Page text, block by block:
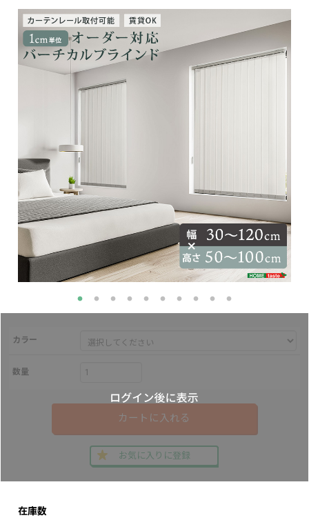
カラー
数量
カートに入れる
お気に入りに登録
在庫数